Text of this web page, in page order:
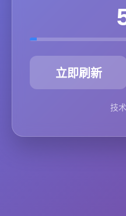
立即刷新
技